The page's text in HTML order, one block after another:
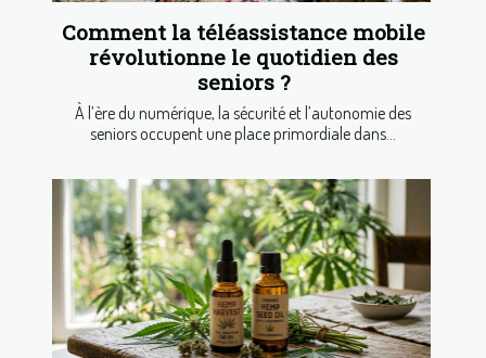
Comment la téléassistance mobile
révolutionne le quotidien des
seniors ?
À l’ère du numérique, la sécurité et l’autonomie des
seniors occupent une place primordiale dans...